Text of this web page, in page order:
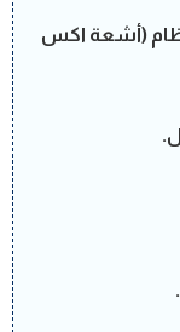
(أشعة اكس